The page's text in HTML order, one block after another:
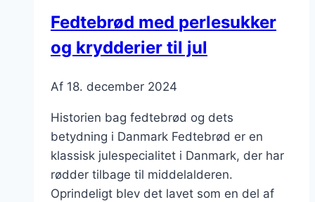
Fedtebrød med perlesukker
og krydderier til jul
Af 18. december 2024
Historien bag fedtebrød og dets
betydning i Danmark Fedtebrød er en
klassisk julespecialitet i Danmark, der har
rødder tilbage til middelalderen.
Oprindeligt blev det lavet som en del af